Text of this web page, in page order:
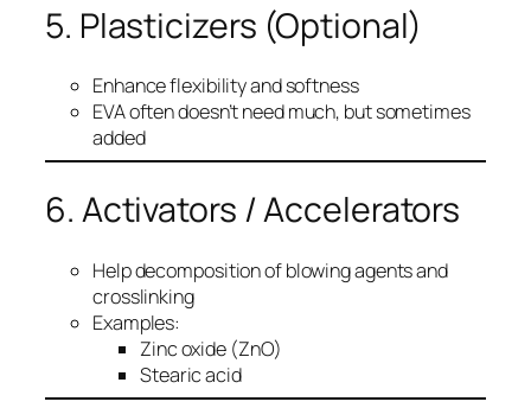
5. Plasticizers (Optional)
Enhance flexibility and softness
EVA often doesn’t need much, but sometimes
added
6. Activators / Accelerators
Help decomposition of blowing agents and
crosslinking
Examples:
Zinc oxide (ZnO)
Stearic acid